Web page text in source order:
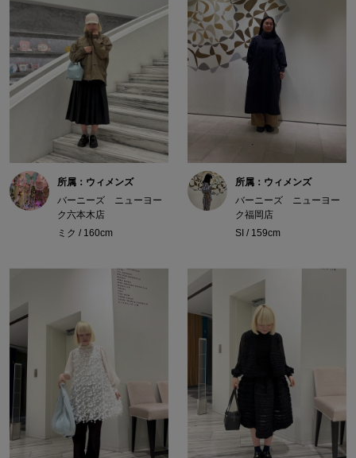
所属：ウィメンズ
バーニーズ ニューヨー
ク六本木店
ミク / 160cm
所属：ウィメンズ
バーニーズ ニューヨー
ク福岡店
SI / 159cm